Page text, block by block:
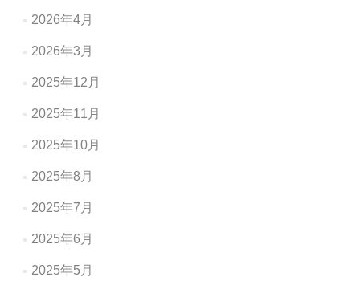
2026年4月
2026年3月
2025年12月
2025年11月
2025年10月
2025年8月
2025年7月
2025年6月
2025年5月